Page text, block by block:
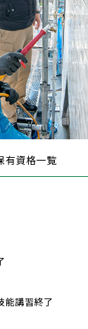
有資格一覧
能講習終了